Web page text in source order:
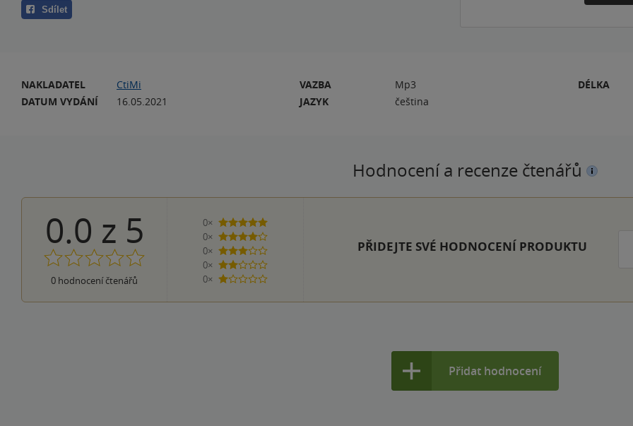
Sdílet
NAKLADATEL
CtiMi
DATUM VYDÁNÍ
16.05.2021
VAZBA
Mp3
JAZYK
čeština
DÉLKA
Hodnocení a recenze čtenářů
0.0 z 5
0 hodnocení čtenářů
0×
5 hvězdiček
0×
4 hvězdičky
0×
3 hvězdičky
0×
2 hvězdičky
0×
1 hvezdička
PŘIDEJTE SVÉ HODNOCENÍ PRODUKTU
Přidat hodnocení